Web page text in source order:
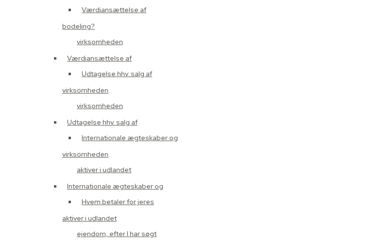
Værdiansættelse af
virksomheden
Udtagelse hhv. salg af
virksomheden
Internationale ægteskaber og
aktiver i udlandet
Hvem betaler for jeres
ejendom, efter I har søgt
bodeling?
Værdiansættelse af
virksomheden
Udtagelse hhv. salg af
virksomheden
Internationale ægteskaber og
aktiver i udlandet